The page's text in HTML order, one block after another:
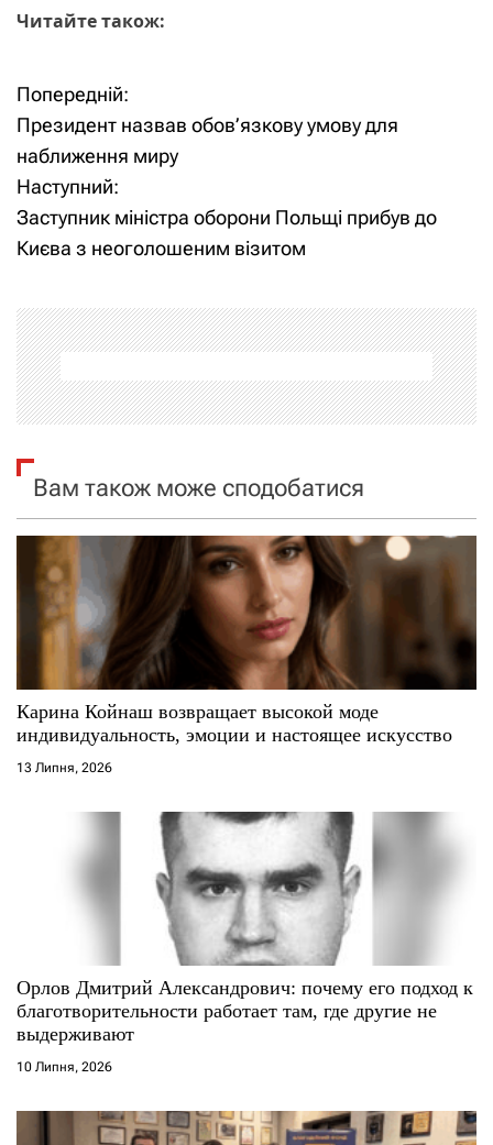
Читайте також:
Н
а
в
і
а
ц
і
я
з
с
і
Попередній:
Президент назвав обов’язкову умову для
наближення миру
Наступний:
Заступник міністра оборони Польщі прибув до
Києва з неоголошеним візитом
Вам також може сподобатися
Карина Койнаш возвращает высокой моде
индивидуальность, эмоции и настоящее искусство
13 Липня, 2026
Орлов Дмитрий Александрович: почему его подход к
благотворительности работает там, где другие не
выдерживают
10 Липня, 2026